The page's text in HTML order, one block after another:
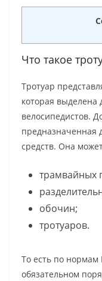
Что такое
Тротуар
которая
велосипедистов.
предназначенная
средств. Она
трамвайных
обочин;
тротуаров.
То есть по нормам
обязательном